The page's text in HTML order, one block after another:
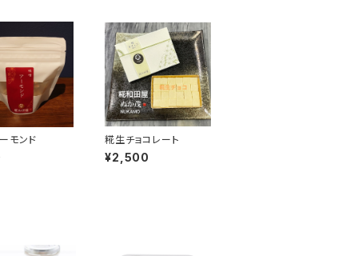
モンド 糀生チョコレート
¥2,500